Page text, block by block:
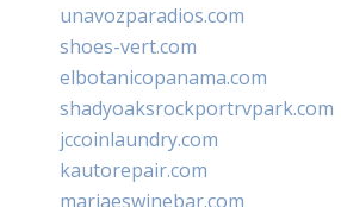
unavozparadios.com
shoes-vert.com
elbotanicopanama.com
shadyoaksrockportrvpark.com
jccoinlaundry.com
kautorepair.com
marjaeswinebar.com